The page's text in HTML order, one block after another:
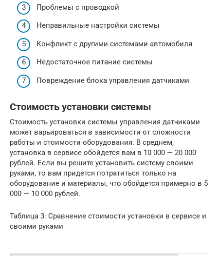
Проблемы с проводкой
Неправильные настройки системы
Конфликт с другими системами автомобиля
Недостаточное питание системы
Повреждение блока управления датчиками
Стоимость установки системы
Стоимость установки системы управления датчиками
может варьироваться в зависимости от сложности
работы и стоимости оборудования. В среднем,
установка в сервисе обойдется вам в 10 000 — 20 000
рублей. Если вы решите установить систему своими
руками, то вам придется потратиться только на
оборудование и материалы, что обойдется примерно в 5
000 — 10 000 рублей.
Таблица 3: Сравнение стоимости установки в сервисе и
своими руками